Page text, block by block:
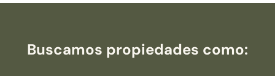
Buscamos propiedades como: